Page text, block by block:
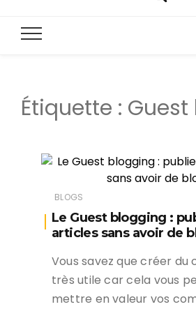
Étiquette :
BLOGS
Le Guest blogging :
articles sans avoir de
Vous savez que créer du
très utile car cela vous
mettre en valeur vos